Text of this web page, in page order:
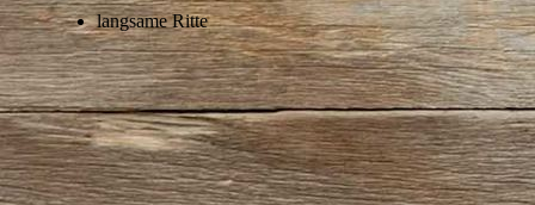
langsame Ritte